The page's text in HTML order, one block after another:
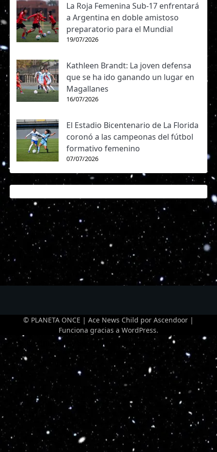
La Roja Femenina Sub-17 enfrentará
a Argentina en doble amistoso
preparatorio para el Mundial
19/07/2026
Kathleen Brandt: La joven defensa
que se ha ido ganando un lugar en
Magallanes
16/07/2026
El Estadio Bicentenario de La Florida
coronó a las campeonas del fútbol
formativo femenino
07/07/2026
© PLANETA ONCE | Ace News Child por Ascendoor |
Funciona gracias a WordPress.
Optimized by Seraphinite Accelerator
Turns on site high speed to be attractive for people and search engines.